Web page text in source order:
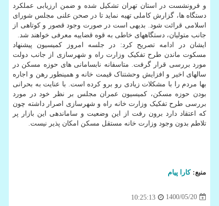
و فرونشست در استان تهران تشکیل شده و ضمن ارزیابی عملکرد
دستگاه ها، گزارش کاملی تهیه نماید تا در صحن علنی مجلس شورای
اسلامی قرائت شود. بدیهی است در صورت وجود قصور و کوتاهی از
جانب متولیان، دستگاههای خاطی به قوه قضاییه معرفی خواهند شد.
ایشان در ادامه تصریح کرد: در جلسه امروز کمیسیون پیشنهاد
مسکوت ماندن طرح تفکیک وزارت راه و شهرسازی از جانب دولت
مورد بررسی قرار گرفت. متاسفانه نابسامانی های حوزه مسکن در
سالهای اخیر و افزایش وحشتناک قیمت خانه و همینطور رهن و اجاره
بها مردم را با مشکلات زیادی رو برو کرده است. با عنایت به بحرانی
بودن حوزه مسکن، کمیسیون عمران مجلس بر نظر خود در مورد
بررسی طرح تفکیک وزارت خانه راه و شهرسازی اصرار داشته چون
که اعتقاد دارد برون رفت از این وضعیت و ساماندهی این بازار پر
تلاطم بدون وجود وزارت خانه مستقل مسکن امکان پذیر نیست.
منبع:كارا پیام
1400/05/20
10:25:13